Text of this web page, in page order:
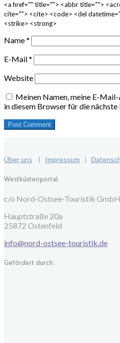
<a href="" title=""> <abbr title="">
cite=""> <cite> <code> <del
<strike> <strong>
Name*
E-Mail*
Website
Meinen Namen, meine E-
in diesem Browser für die
Über uns | Impressum |
Westküstenportal
c/o Nord-Ostsee-Touristik GmbH
Hauptstraße 20a
25872 Ostenfeld
info@nord-ostsee-touristik.de
Gefördert durch: